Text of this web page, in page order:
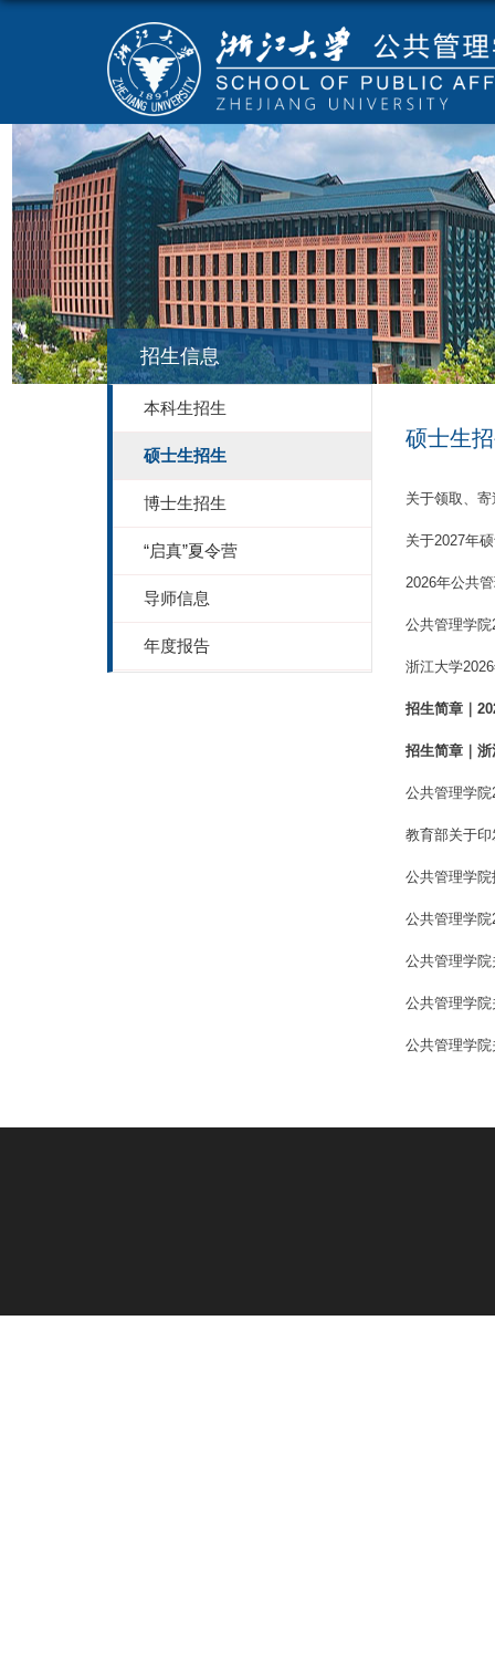
招生信息
本科生招生
硕士生招生
博士生招生
“启真”夏令营
导师信息
年度报告
硕士生
关于领取、
关于2027年
2026年公共
公共管理学
浙江大学
招生简章｜
招生简章｜
公共管理学
教育部关于
公共管理学
公共管理学
公共管理学
公共管理学
公共管理学